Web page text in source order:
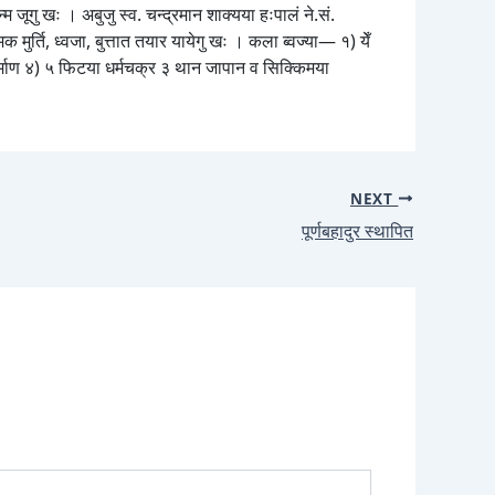
जूगु खः । अबुजु स्व. चन्द्रमान शाक्यया हःपालं ने.सं.
मुर्ति, ध्वजा, बुत्तात तयार यायेगु खः । कला ब्वज्या— १) येँ
४) ५ फिटया धर्मचक्र ३ थान जापान व सिक्किमया
NEXT
पूर्णबहादुर स्थापित